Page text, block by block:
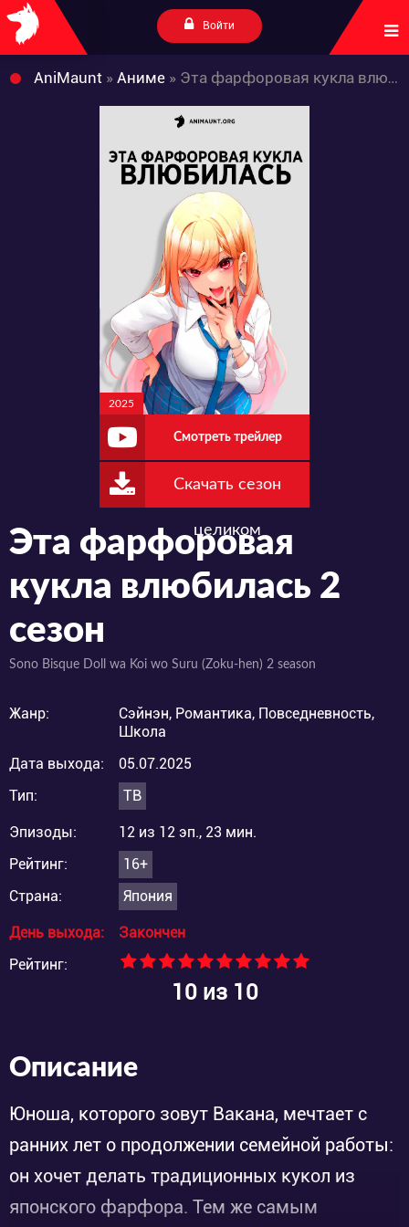
Войти
AniMaunt » Аниме » Эта фарфоровая кукла влюбилась 2 сезон
2025
Смотреть трейлер
Скачать сезон
целиком
Эта фарфоровая
кукла влюбилась 2
сезон
Sono Bisque Doll wa Koi wo Suru (Zoku-hen) 2 season
Жанр:
Сэйнэн, Романтика, Повседневность,
Школа
Дата выхода:
05.07.2025
Тип:
ТВ
Эпизоды:
12 из 12 эп., 23 мин.
Рейтинг:
16+
Страна:
Япония
День выхода:
Закончен
Рейтинг:
10из 10
Описание
Юноша, которого зовут Вакана, мечтает с
ранних лет о продолжении семейной работы:
он хочет делать традиционных кукол из
японского фарфора. Тем же самым